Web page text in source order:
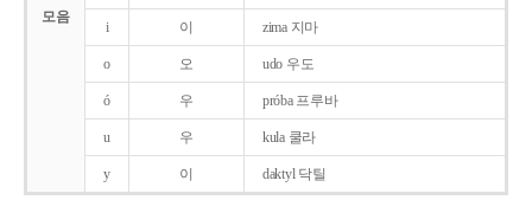
모음
i 이 zima 지마
o 오 udo 우도
ó 우 próba 프루바
u 우 kula 쿨라
y 이 daktyl 닥틸